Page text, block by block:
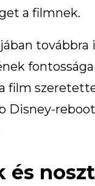
a filmnek.
továbbra
film
Disney-
és